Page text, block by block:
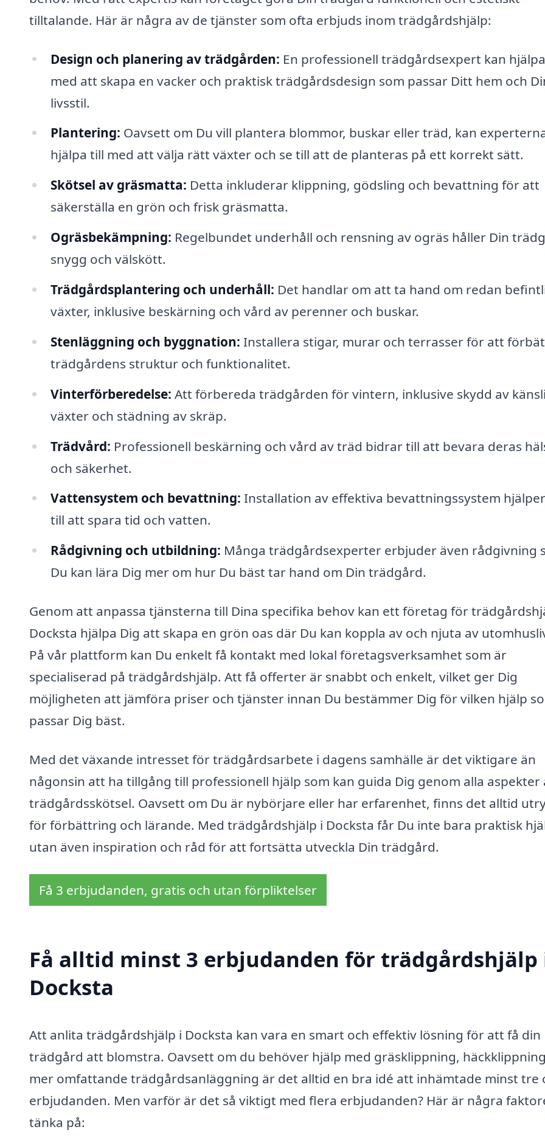
tilltalande. Här är några av de tjänster som ofta erbjuds inom trädgårdshjälp:
Design och planering av trädgården: En professionell trädgårdsexpert kan
med att skapa en vacker och praktisk trädgårdsdesign som passar Ditt hem och
livsstil.
Plantering: Oavsett om Du vill plantera blommor, buskar eller träd, kan
hjälpa till med att välja rätt växter och se till att de planteras på ett korrekt sätt.
Skötsel av gräsmatta: Detta inkluderar klippning, gödsling och bevattning för att
säkerställa en grön och frisk gräsmatta.
Ogräsbekämpning: Regelbundet underhåll och rensning av ogräs håller Din
snygg och välskött.
Trädgårdsplantering och underhåll: Det handlar om att ta hand om redan
växter, inklusive beskärning och vård av perenner och buskar.
Stenläggning och byggnation: Installera stigar, murar och terrasser för att
trädgårdens struktur och funktionalitet.
Vinterförberedelse: Att förbereda trädgården för vintern, inklusive skydd av
växter och städning av skräp.
Trädvård: Professionell beskärning och vård av träd bidrar till att bevara deras
och säkerhet.
Vattensystem och bevattning: Installation av effektiva bevattningssystem
till att spara tid och vatten.
Rådgivning och utbildning: Många trädgårdsexperter erbjuder även rådgivning
Du kan lära Dig mer om hur Du bäst tar hand om Din trädgård.
Genom att anpassa tjänsterna till Dina specifika behov kan ett företag för
Docksta hjälpa Dig att skapa en grön oas där Du kan koppla av och njuta av
På vår plattform kan Du enkelt få kontakt med lokal företagsverksamhet som är
specialiserad på trädgårdshjälp. Att få offerter är snabbt och enkelt, vilket ger Dig
möjligheten att jämföra priser och tjänster innan Du bestämmer Dig för vilken hjälp
passar Dig bäst.
Med det växande intresset för trädgårdsarbete i dagens samhälle är det viktigare än
någonsin att ha tillgång till professionell hjälp som kan guida Dig genom alla aspekter
trädgårdsskötsel. Oavsett om Du är nybörjare eller har erfarenhet, finns det alltid
för förbättring och lärande. Med trädgårdshjälp i Docksta får Du inte bara praktisk
utan även inspiration och råd för att fortsätta utveckla Din trädgård.
Få 3 erbjudanden, gratis och utan förpliktelser
Få alltid minst 3 erbjudanden för trädgårdshjälp
Docksta
Att anlita trädgårdshjälp i Docksta kan vara en smart och effektiv lösning för att få din
trädgård att blomstra. Oavsett om du behöver hjälp med gräsklippning,
mer omfattande trädgårdsanläggning är det alltid en bra idé att inhämtade minst tre
erbjudanden. Men varför är det så viktigt med flera erbjudanden? Här är några
tänka på: